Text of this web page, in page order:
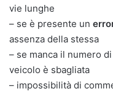
vie lunghe
– se è presente un
assenza della stessa
– se manca il numero
veicolo è sbagliata
– impossibilità di